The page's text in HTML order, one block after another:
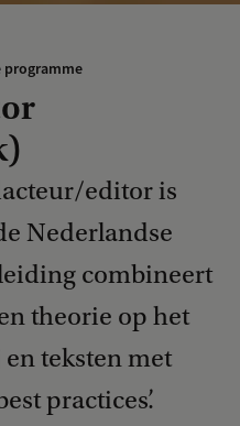
programme
editor is
Nederlandse
combineert
theorie op het
teksten met
practices’.